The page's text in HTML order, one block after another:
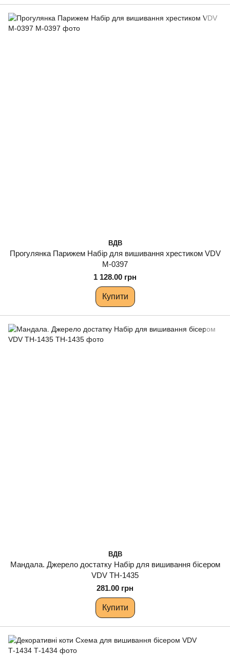
ВДВ
Прогулянка Парижем Набір для вишивання хрестиком VDV
М-0397
1 128.00 грн
Купити
ВДВ
Мандала. Джерело достатку Набір для вишивання бісером
VDV ТН-1435
281.00 грн
Купити